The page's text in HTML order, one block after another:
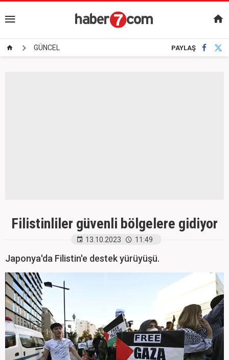
GÜNCEL PAYLAŞ
Filistinliler güvenli bölgelere gidiyor
13.10.2023 11:49
Japonya'da Filistin'e destek yürüyüşü.